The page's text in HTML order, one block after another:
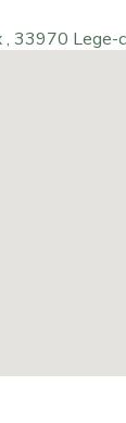
, 33970 Lege-